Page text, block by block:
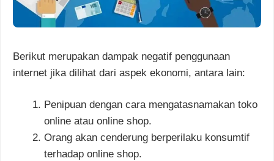
Berikut merupakan dampak negatif penggunaan
internet jika dilihat dari aspek ekonomi, antara lain:
Penipuan dengan cara mengatasnamakan toko
online atau online shop.
Orang akan cenderung berperilaku konsumtif
terhadap online shop.